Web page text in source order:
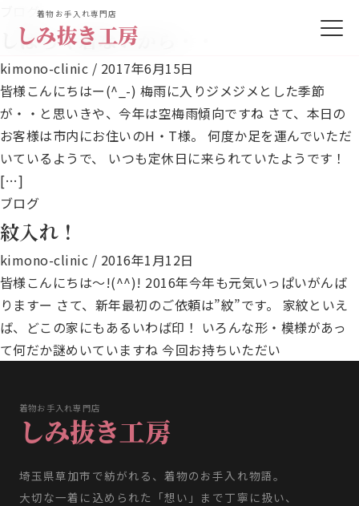
着物お手入れ専門店
しみ抜き工房
ブログ
しばらく着ないから・・
kimono-clinic / 2017年6月15日
皆様こんにちはー(^_-) 梅雨に入りジメジメとした季節
が・・と思いきや、今年は空梅雨傾向ですね さて、本日の
お客様は市内にお住いのH・T様。 何度か足を運んでいただ
いているようで、 いつも定休日に来られていたようです！
[…]
ブログ
紋入れ！
kimono-clinic / 2016年1月12日
皆様こんにちは～!(^^)! 2016年今年も元気いっぱいがんば
りますー さて、新年最初のご依頼は”紋”です。 家紋といえ
ば、どこの家にもあるいわば印！ いろんな形・模様があっ
て何だか謎めいていますね 今回お持ちいただい
着物お手入れ専門店
しみ抜き工房
埼玉県草加市で紡がれる、着物のお手入れ物語。
大切な一着に込められた「想い」まで丁寧に扱い、